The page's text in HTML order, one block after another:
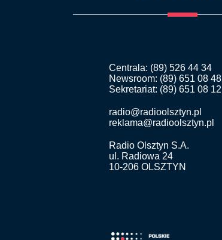
Centrala: (89) 526 44 34
Newsroom: (89) 651 08 48
Sekretariat: (89) 651 08 12
radio@radioolsztyn.pl
reklama@radioolsztyn.pl
Radio Olsztyn S.A.
ul. Radiowa 24
10-206 OLSZTYN